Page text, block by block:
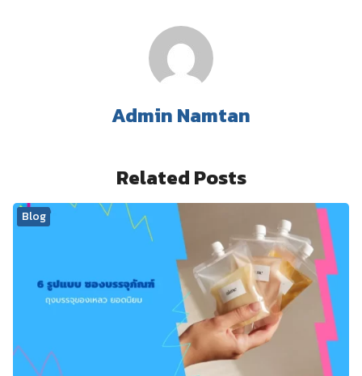
Admin Namtan
Related Posts
Blog